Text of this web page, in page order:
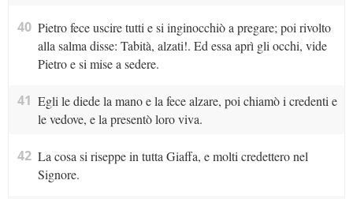
40 Pietro fece uscire tutti e si inginocchiò a pregare; poi rivolto
alla salma disse: Tabità, alzati!. Ed essa aprì gli occhi, vide
Pietro e si mise a sedere.
41 Egli le diede la mano e la fece alzare, poi chiamò i credenti e
le vedove, e la presentò loro viva.
42 La cosa si riseppe in tutta Giaffa, e molti credettero nel
Signore.